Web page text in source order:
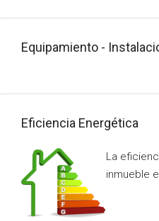
Equipamiento -
Eficiencia Energética
La
inmueble